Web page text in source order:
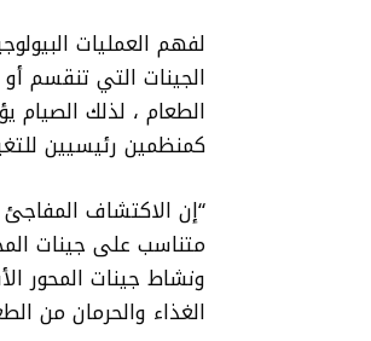
لفهم العمليات
الجينات التي تنقسم
الطعام ، لذلك الصيام
كمنظمين رئيسيين
“إن الاكتشاف المفاجئ
متناسب على جينات
ونشاط جينات المحور
الغذاء والحرمان من